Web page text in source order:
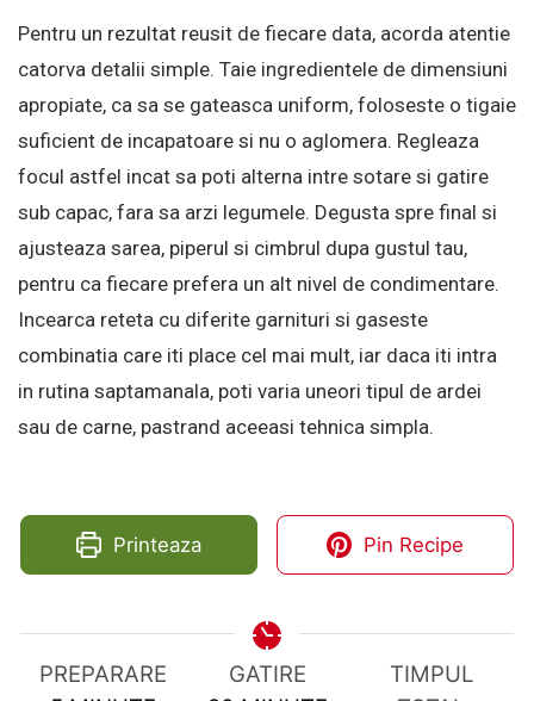
Pentru un rezultat reusit de fiecare data, acorda atentie
catorva detalii simple. Taie ingredientele de dimensiuni
apropiate, ca sa se gateasca uniform, foloseste o tigaie
suficient de incapatoare si nu o aglomera. Regleaza
focul astfel incat sa poti alterna intre sotare si gatire
sub capac, fara sa arzi legumele. Degusta spre final si
ajusteaza sarea, piperul si cimbrul dupa gustul tau,
pentru ca fiecare prefera un alt nivel de condimentare.
Incearca reteta cu diferite garnituri si gaseste
combinatia care iti place cel mai mult, iar daca iti intra
in rutina saptamanala, poti varia uneori tipul de ardei
sau de carne, pastrand aceeasi tehnica simpla.
Printeaza Pin Recipe
PREPARARE
GATIRE
TIMPUL